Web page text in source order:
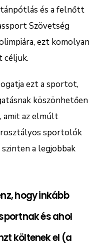
és a felnőtt
Szövetség
ezt komolyan
céljuk.
ezt a sportot,
köszönhetően
amit az elmúlt
sportolók
a legjobbak
hogy inkább
és ahol
költenek el (a